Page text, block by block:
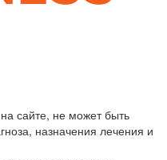
сайте, не может быть
назначения лечения и